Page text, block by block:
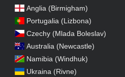
Anglia (Birmigham)
Portugalia (Lizbona)
Czechy (Mlada Boleslav)
Australia (Newcastle)
Namibia (Windhuk)
Ukraina (Rivne)